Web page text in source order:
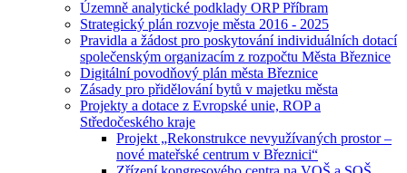
Územně analytické podklady ORP Příbram
Strategický plán rozvoje města 2016 - 2025
Pravidla a žádost pro poskytování individuálních dotací
společenským organizacím z rozpočtu Města Březnice
Digitální povodňový plán města Březnice
Zásady pro přidělování bytů v majetku města
Projekty a dotace z Evropské unie, ROP a
Středočeského kraje
Projekt „Rekonstrukce nevyužívaných prostor –
nové mateřské centrum v Březnici“